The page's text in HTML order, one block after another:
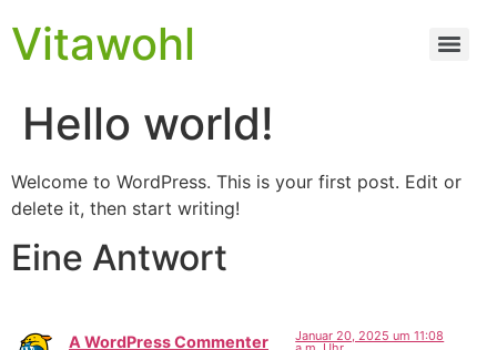
Vitawohl
Hello world!
Welcome to WordPress. This is your first post. Edit or
delete it, then start writing!
Eine Antwort
A WordPress Commenter
Januar 20, 2025 um 11:08